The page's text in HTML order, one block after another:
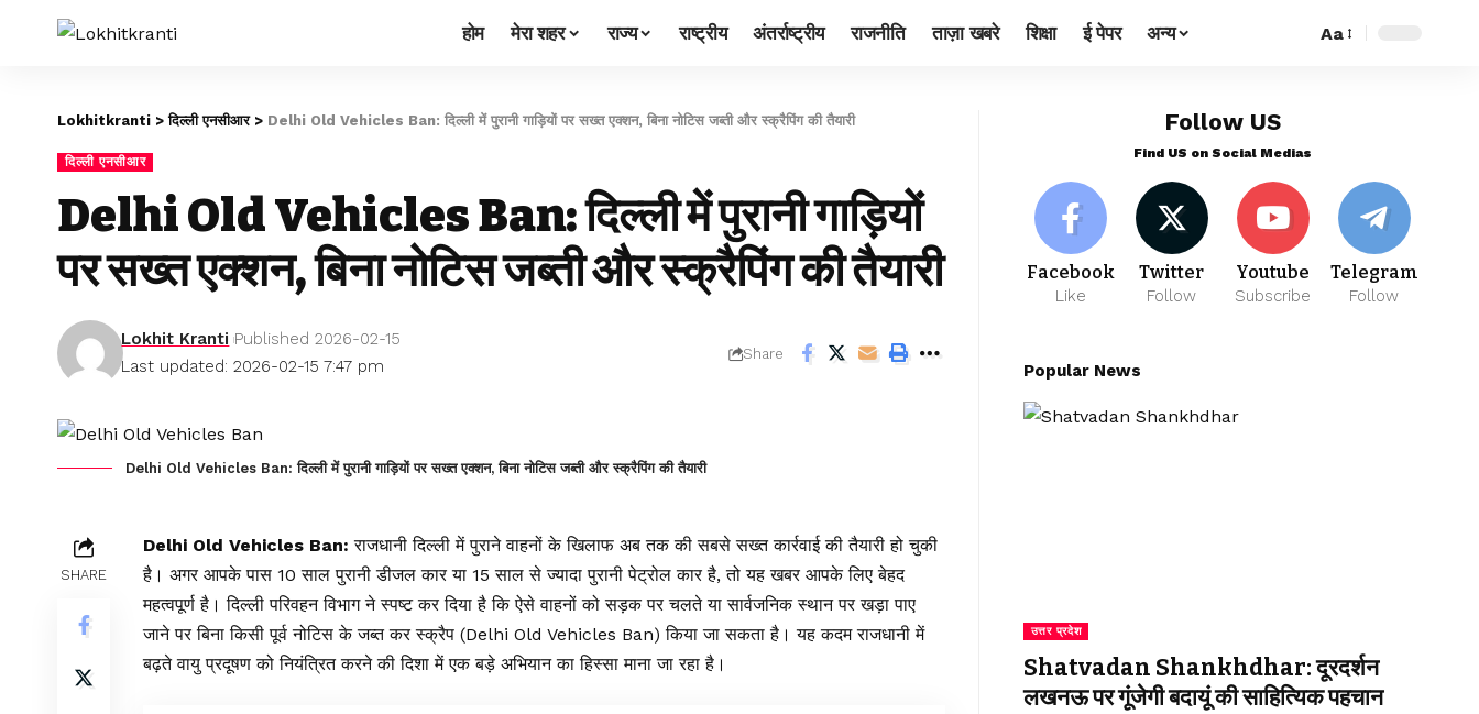
होम मेरा शहर राज्य राष्ट्रीय अंतर्राष्ट्रीय राजनीति ताज़ा खबरे शिक्षा ई पेपर अन्य Aa
Lokhitkranti >दिल्ली एनसीआर> Delhi Old Vehicles Ban: दिल्ली में पुरानी गाड़ियों पर सख्त एक्शन, बिना नोटिस जब्ती और स्क्रैपिंग की तैयारी
दिल्ली एनसीआर
Delhi Old Vehicles Ban: दिल्ली में पुरानी गाड़ियों
पर सख्त एक्शन, बिना नोटिस जब्ती और स्क्रैपिंग की तैयारी
Last updated: 2026-02-15 7:47 pm
Lokhit Kranti Published 2026-02-15
Share
Delhi Old Vehicles Ban: दिल्ली में पुरानी गाड़ियों पर सख्त एक्शन, बिना नोटिस जब्ती और स्क्रैपिंग की तैयारी
SHARE
Delhi Old Vehicles Ban: राजधानी दिल्ली में पुराने वाहनों के खिलाफ अब तक की सबसे सख्त कार्रवाई की तैयारी हो चुकी
है। अगर आपके पास 10 साल पुरानी डीजल कार या 15 साल से ज्यादा पुरानी पेट्रोल कार है, तो यह खबर आपके लिए बेहद
महत्वपूर्ण है। दिल्ली परिवहन विभाग ने स्पष्ट कर दिया है कि ऐसे वाहनों को सड़क पर चलते या सार्वजनिक स्थान पर खड़ा पाए
जाने पर बिना किसी पूर्व नोटिस के जब्त कर स्क्रैप (Delhi Old Vehicles Ban) किया जा सकता है। यह कदम राजधानी में
बढ़ते वायु प्रदूषण को नियंत्रित करने की दिशा में एक बड़े अभियान का हिस्सा माना जा रहा है।
Follow US
Find US on Social Medias
Facebook
Like
Twitter
Follow
Youtube
Subscribe
Telegram
Follow
Popular News
उत्तर प्रदेश
Shatvadan Shankhdhar: दूरदर्शन
लखनऊ पर गूंजेगी बदायूं की साहित्यिक पहचान